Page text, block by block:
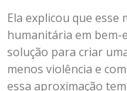
Ela explicou que esse
humanitária em bem-
solução para criar
menos violência e
essa aproximação